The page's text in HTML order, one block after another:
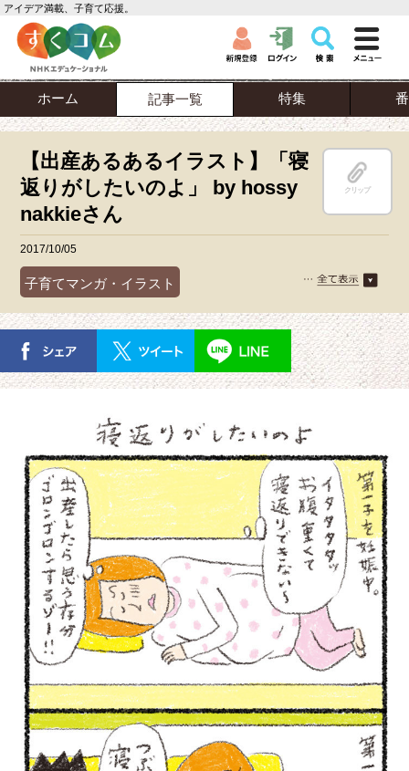
アイデア満載、子育て応援。
ホーム 記事一覧 特集
【出産あるあるイラスト】「寝
返りがしたいのよ」 by hossy
nakkieさん
クリップ
2017/10/05
子育てマンガ・イラスト